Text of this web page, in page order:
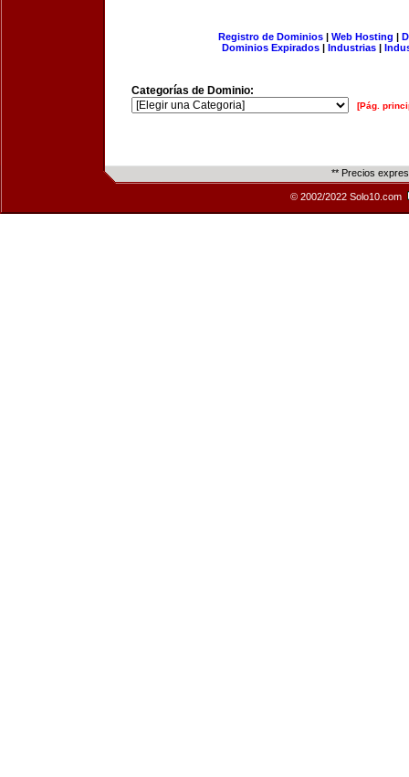
Registro de Dominios| Web Hosting |
Dominios Expirados | Industrias |
Categorías de Dominio:
[Pág.
** Precios
© 2002/2022 Solo10.com